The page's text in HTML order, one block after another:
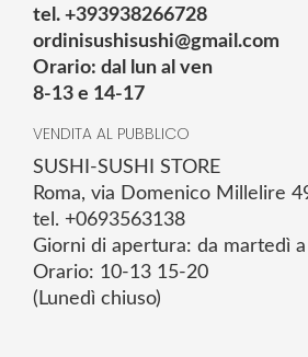
tel. +393938266728
ordinisushisushi@gmail.com
Orario: dal lun al ven
8-13 e 14-17
VENDITA AL PUBBLICO
SUSHI-SUSHI STORE
Roma, via Domenico Millelire
tel. +0693563138
Giorni di apertura: da martedì
Orario: 10-13 15-20
(Lunedì chiuso)